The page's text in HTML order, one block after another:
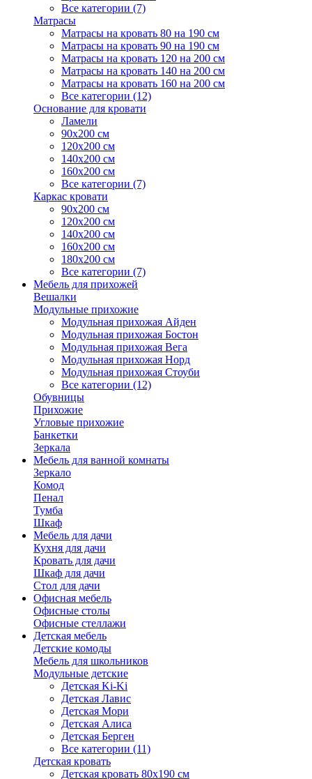
Все категории (7)
Матрасы
Матрасы на кровать 80 на 190 см
Матрасы на кровать 90 на 190 см
Матрасы на кровать 120 на 200 см
Матрасы на кровать 140 на 200 см
Матрасы на кровать 160 на 200 см
Все категории (12)
Основание для кровати
Ламели
90х200 см
120х200 см
140х200 см
160х200 см
Все категории (7)
Каркас кровати
90х200 см
120х200 см
140х200 см
160х200 см
180х200 см
Все категории (7)
Мебель для прихожей
Вешалки
Модульные прихожие
Модульная прихожая Айден
Модульная прихожая Бостон
Модульная прихожая Вега
Модульная прихожая Норд
Модульная прихожая Стоуби
Все категории (12)
Обувницы
Прихожие
Угловые прихожие
Банкетки
Зеркала
Мебель для ванной комнаты
Зеркало
Комод
Пенал
Тумба
Шкаф
Мебель для дачи
Кухня для дачи
Кровать для дачи
Шкаф для дачи
Стол для дачи
Офисная мебель
Офисные столы
Офисные стеллажи
Детская мебель
Детские комоды
Мебель для школьников
Модульные детские
Детская Ki-Ki
Детская Лавис
Детская Мори
Детская Алиса
Детская Берген
Все категории (11)
Детская кровать
Детская кровать 80х190 см